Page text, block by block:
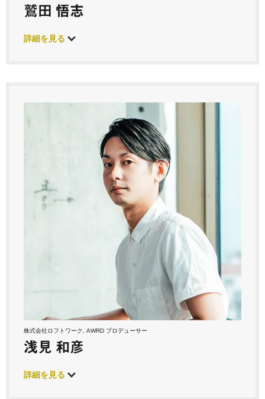
鷲田 悟志
詳細を見る
株式会社ロフトワーク, AWRD プロデューサー
浅見 和彦
詳細を見る